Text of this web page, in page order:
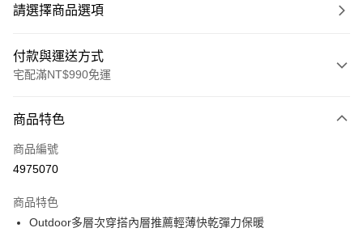
請選擇商品選項
付款與運送方式
宅配滿NT$990免運
信用卡一次付款
LINE Pay
悠遊付
商品特色
商品編號
4975070
商品特色
Outdoor多層次穿搭內層推薦輕薄快乾彈力保暖